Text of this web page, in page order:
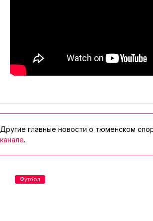
Другие главные новости о тюменском
канале.
Футбол